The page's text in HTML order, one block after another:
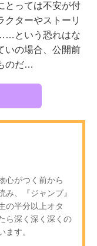
とっては不安が付
クターやストーリ
という恐れはな
の場合、公開前
のだ…
心がつく前から
み、『ジャンプ』
の半分以上オタ
ら深く深く深くの
す。